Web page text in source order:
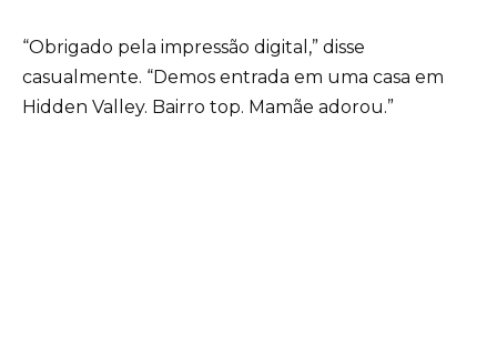
“Obrigado pela impressão digital,” disse
casualmente. “Demos entrada em uma casa em
Hidden Valley. Bairro top. Mamãe adorou.”